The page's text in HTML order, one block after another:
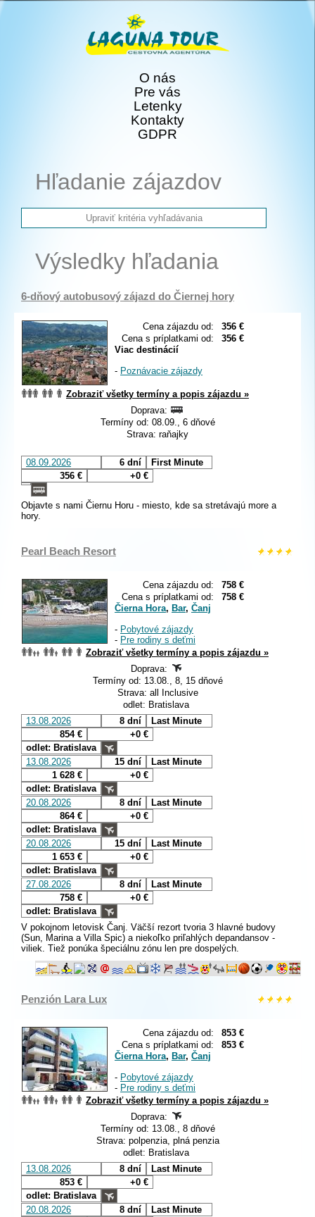
O nás
Pre vás
Letenky
Kontakty
GDPR
Hľadanie zájazdov
Výsledky hľadania
6-dňový autobusový zájazd do Čiernej hory
Cena zájazdu od:
356 €
Cena s príplatkami od:
356 €
Viac destinácií
- Poznávacie zájazdy
Zobraziť všetky termíny a popis zájazdu »
Doprava:
Termíny od: 08.09., 6 dňové
Strava: raňajky
08.09.2026 6 dní
First Minute
356 €
+0 €
Objavte s nami Čiernu Horu - miesto, kde sa stretávajú more a
hory.
Pearl Beach Resort
Cena zájazdu od:
758 €
Cena s príplatkami od:
758 €
Čierna Hora, Bar, Čanj
- Pobytové zájazdy
- Pre rodiny s deťmi
Zobraziť všetky termíny a popis zájazdu »
Doprava:
Termíny od: 13.08., 8, 15 dňové
Strava: all Inclusive
odlet: Bratislava
13.08.2026
8 dní
Last Minute
854 €
+0 €
odlet: Bratislava
13.08.2026
15 dní
Last Minute
1 628 €
+0 €
odlet: Bratislava
20.08.2026
8 dní
Last Minute
864 €
+0 €
odlet: Bratislava
20.08.2026
15 dní
Last Minute
1 653 €
+0 €
odlet: Bratislava
27.08.2026
8 dní
Last Minute
758 €
+0 €
odlet: Bratislava
V pokojnom letovisk Čanj. Väčší rezort tvoria 3 hlavné budovy
(Sun, Marina a Villa Spic) a niekoľko priľahlých depandansov -
viliek. Tiež ponúka špeciálnu zónu len pre dospelých.
Penzión Lara Lux
Cena zájazdu od:
853 €
Cena s príplatkami od:
853 €
Čierna Hora, Bar, Čanj
- Pobytové zájazdy
- Pre rodiny s deťmi
Zobraziť všetky termíny a popis zájazdu »
Doprava:
Termíny od: 13.08., 8 dňové
Strava: polpenzia, plná penzia
odlet: Bratislava
13.08.2026
8 dní
Last Minute
853 €
+0 €
odlet: Bratislava
20.08.2026
8 dní
Last Minute